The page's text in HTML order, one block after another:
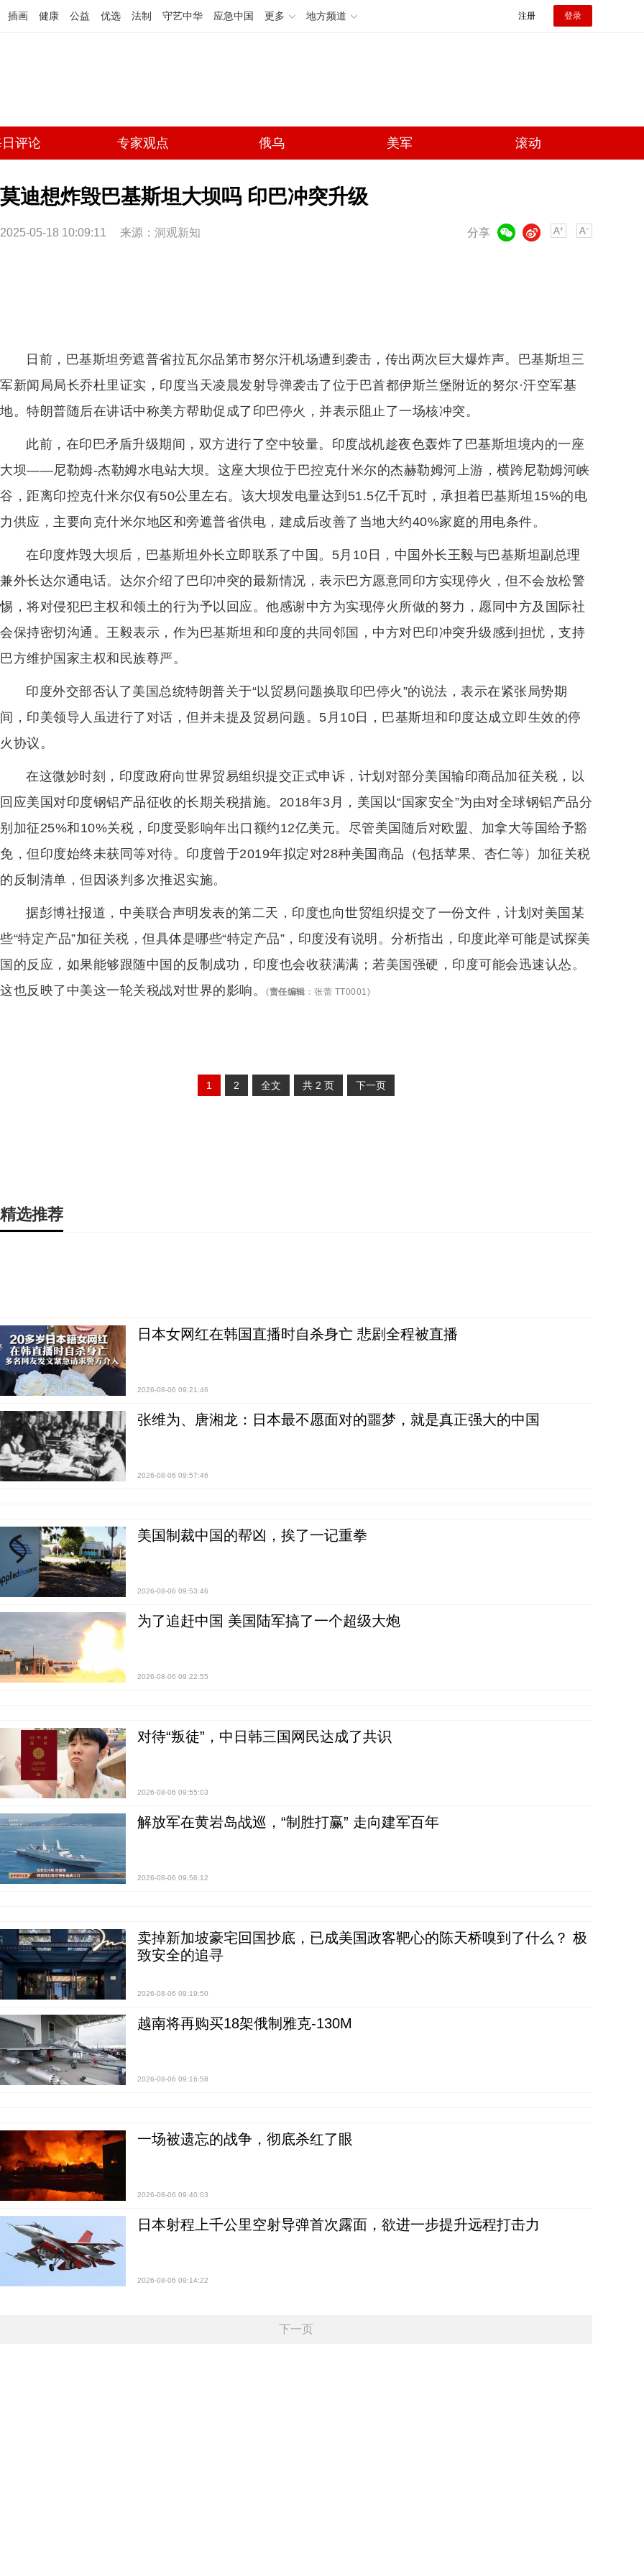
插画 健康 公益 优选 法制 守艺中华 应急中国 更多 地方频道 注册 登录
评论 专家观点 俄乌 美军 滚动
莫迪想炸毁巴基斯坦大坝吗 印巴冲突升级
2025-05-18 10:09:11 来源： 洞观新知 分享
微博
日前，巴基斯坦旁遮普省拉瓦尔品第市努尔汗机场遭到袭击，传出两次巨大爆炸声。巴基斯坦三
军新闻局局长乔杜里证实，印度当天凌晨发射导弹袭击了位于巴首都伊斯兰堡附近的努尔·汗空军基
地。特朗普随后在讲话中称美方帮助促成了印巴停火，并表示阻止了一场核冲突。
此前，在印巴矛盾升级期间，双方进行了空中较量。印度战机趁夜色轰炸了巴基斯坦境内的一座
大坝——尼勒姆-杰勒姆水电站大坝。这座大坝位于巴控克什米尔的杰赫勒姆河上游，横跨尼勒姆河峡
谷，距离印控克什米尔仅有50公里左右。该大坝发电量达到51.5亿千瓦时，承担着巴基斯坦15%的电
力供应，主要向克什米尔地区和旁遮普省供电，建成后改善了当地大约40%家庭的用电条件。
在印度炸毁大坝后，巴基斯坦外长立即联系了中国。5月10日，中国外长王毅与巴基斯坦副总理
兼外长达尔通电话。达尔介绍了巴印冲突的最新情况，表示巴方愿意同印方实现停火，但不会放松警
惕，将对侵犯巴主权和领土的行为予以回应。他感谢中方为实现停火所做的努力，愿同中方及国际社
会保持密切沟通。王毅表示，作为巴基斯坦和印度的共同邻国，中方对巴印冲突升级感到担忧，支持
巴方维护国家主权和民族尊严。
印度外交部否认了美国总统特朗普关于“以贸易问题换取印巴停火”的说法，表示在紧张局势期
间，印美领导人虽进行了对话，但并未提及贸易问题。5月10日，巴基斯坦和印度达成立即生效的停
火协议。
在这微妙时刻，印度政府向世界贸易组织提交正式申诉，计划对部分美国输印商品加征关税，以
回应美国对印度钢铝产品征收的长期关税措施。2018年3月，美国以“国家安全”为由对全球钢铝产品分
别加征25%和10%关税，印度受影响年出口额约12亿美元。尽管美国随后对欧盟、加拿大等国给予豁
免，但印度始终未获同等对待。印度曾于2019年拟定对28种美国商品（包括苹果、杏仁等）加征关税
的反制清单，但因谈判多次推迟实施。
据彭博社报道，中美联合声明发表的第二天，印度也向世贸组织提交了一份文件，计划对美国某
些“特定产品”加征关税，但具体是哪些“特定产品”，印度没有说明。分析指出，印度此举可能是试探美
国的反应，如果能够跟随中国的反制成功，印度也会收获满满；若美国强硬，印度可能会迅速认怂。
这也反映了中美这一轮关税战对世界的影响。
(责任编辑 ： 张蕾 TT0001)
1 2 全文 共 2 页 下一页
精选推荐
日本女网红在韩国直播时自杀身亡 悲剧全程被直播
2026-08-06 09:21:46
张维为、唐湘龙：日本最不愿面对的噩梦，就是真正强大的中国
2026-08-06 09:57:46
美国制裁中国的帮凶，挨了一记重拳
2026-08-06 09:53:46
为了追赶中国 美国陆军搞了一个超级大炮
2026-08-06 09:22:55
对待“叛徒”，中日韩三国网民达成了共识
2026-08-06 09:55:03
解放军在黄岩岛战巡，“制胜打赢” 走向建军百年
2026-08-06 09:56:12
卖掉新加坡豪宅回国抄底，已成美国政客靶心的陈天桥嗅到了什么？ 极
致安全的追寻
2026-08-06 09:19:50
越南将再购买18架俄制雅克-130M
2026-08-06 09:16:58
一场被遗忘的战争，彻底杀红了眼
2026-08-06 09:40:03
日本射程上千公里空射导弹首次露面，欲进一步提升远程打击力
2026-08-06 09:14:22
下一页